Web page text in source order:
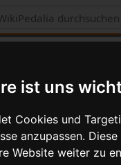
ist uns
Cookies und
anzupassen.
Website weiter zu